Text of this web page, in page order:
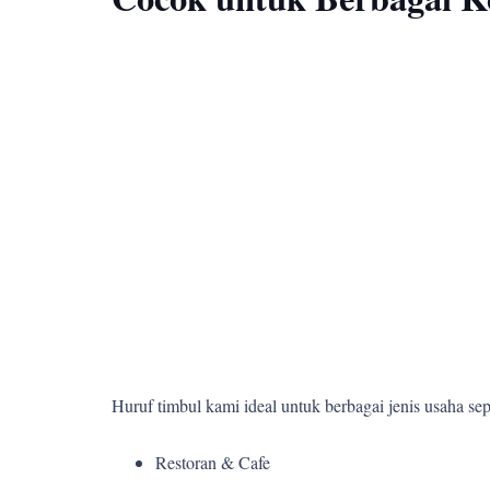
Huruf timbul kami ideal untuk berbagai jenis usaha
Restoran & Cafe